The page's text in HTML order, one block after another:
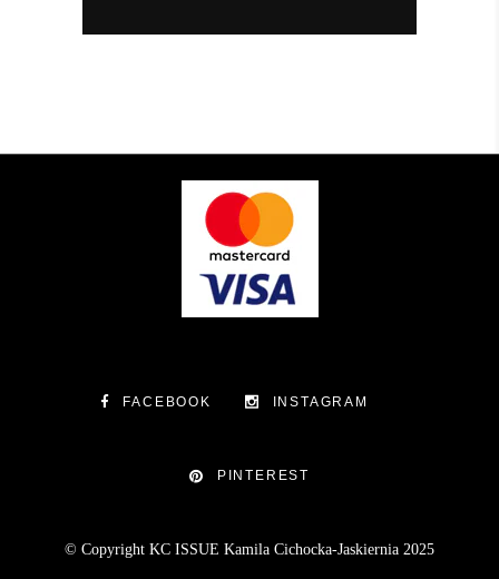
FACEBOOK INSTAGRAM
PINTEREST
© Copyright KC ISSUE Kamila Cichocka-Jaskiernia 2025